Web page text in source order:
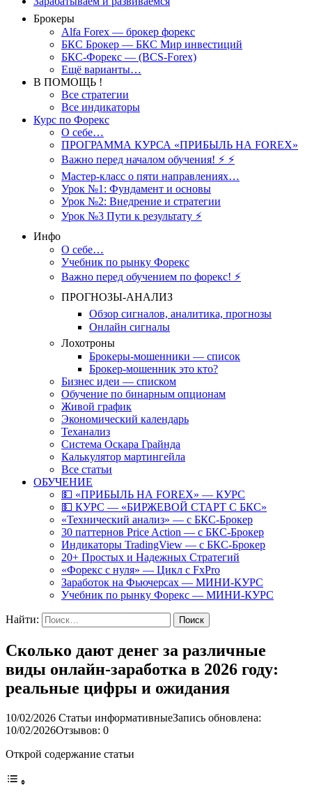
Брокеры
Alfa Forex — брокер форекс
БКС Брокер — БКС Мир инвестиций
БКС-Форекс — (BCS-Forex)
Ещё варианты…
В ПОМОЩЬ !
Все стратегии
Все индикаторы
Курс по Форекс
О себе…
ПРОГРАММА КУРСА «ПРИБЫЛЬ НА FOREX»
Важно перед началом обучения! ⚡ ⚡
Мастер-класс о пяти направлениях…
Урок №1: Фундамент и основы
Урок №2: Внедрение и стратегии
Урок №3 Пути к результату ⚡️
Инфо
О себе…
Учебник по рынку Форекс
Важно перед обучением по форекс! ⚡
ПРОГНОЗЫ-АНАЛИЗ
Обзор сигналов, аналитика, прогнозы
Онлайн сигналы
Лохотроны
Брокеры-мошенники — список
Брокер-мошенник это кто?
Бизнес идеи — списком
Обучение по бинарным опционам
Живой график
Экономический календарь
Теханализ
Система Оскара Грайнда
Калькулятор мартингейла
Все статьи
ОБУЧЕНИЕ
💵 «ПРИБЫЛЬ НА FOREX» — КУРС
💵 КУРС — «БИРЖЕВОЙ СТАРТ С БКС»
«Технический анализ» — с БКС-Брокер
30 паттернов Price Action — с БКС-Брокер
Индикаторы TradingView — с БКС-Брокер
20+ Простых и Надежных Стратегий
«Форекс с нуля» — Цикл с FxPro
Заработок на Фьючерсах — МИНИ-КУРС
Учебник по рынку Форекс — МИНИ-КУРС
Найти:
Сколько дают денег за различные
виды онлайн-заработка в 2026 году:
реальные цифры и ожидания
10/02/2026 Статьи информативныеЗапись обновлена:
10/02/2026Отзывов: 0
Открой содержание статьи